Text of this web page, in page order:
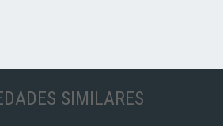
SIMILARES